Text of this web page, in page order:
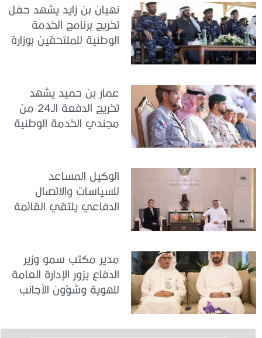
نهيان بن زايد يشهد حفل
تخريج برنامج الخدمة
الوطنية للملتحقين بوزارة
عمار بن حميد يشهد
تخريج الدفعة الـ24 من
مجندي الخدمة الوطنية
الوكيل المساعد
للسياسات والاتصال
الدفاعي يلتقي القائمة
مدير مكتب سمو وزير
الدفاع يزور الإدارة العامة
للهوية وشؤون الأجانب